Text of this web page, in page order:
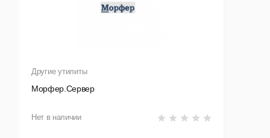
Другие утилиты
Морфер.Сервер
Нет в наличии